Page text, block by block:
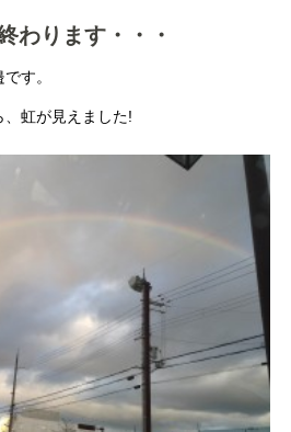
わります・・・
す。
、虹が見えました!